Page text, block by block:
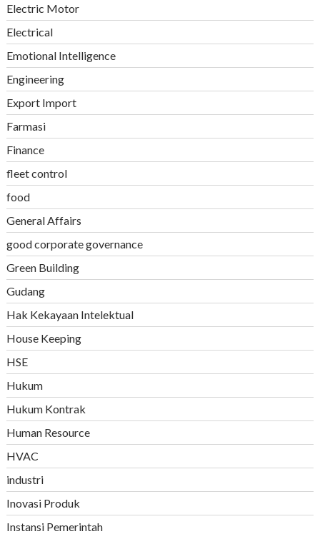
Electric Motor
Electrical
Emotional Intelligence
Engineering
Export Import
Farmasi
Finance
fleet control
food
General Affairs
good corporate governance
Green Building
Gudang
Hak Kekayaan Intelektual
House Keeping
HSE
Hukum
Hukum Kontrak
Human Resource
HVAC
industri
Inovasi Produk
Instansi Pemerintah